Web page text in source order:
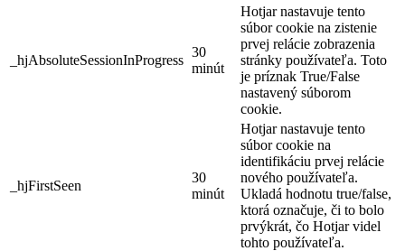
_hjAbsoluteSessionInProgress
30
minút
Hotjar nastavuje tento
súbor cookie na zistenie
prvej relácie zobrazenia
stránky používateľa. Toto
je príznak True/False
nastavený súborom
cookie.
_hjFirstSeen
30
minút
Hotjar nastavuje tento
súbor cookie na
identifikáciu prvej relácie
nového používateľa.
Ukladá hodnotu true/false,
ktorá označuje, či to bolo
prvýkrát, čo Hotjar videl
tohto používateľa.